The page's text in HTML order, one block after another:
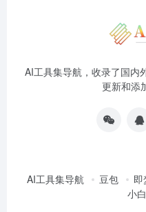
AI工具集导航，收录了国内
更新和添
AI工具集导航 豆包 即
小白